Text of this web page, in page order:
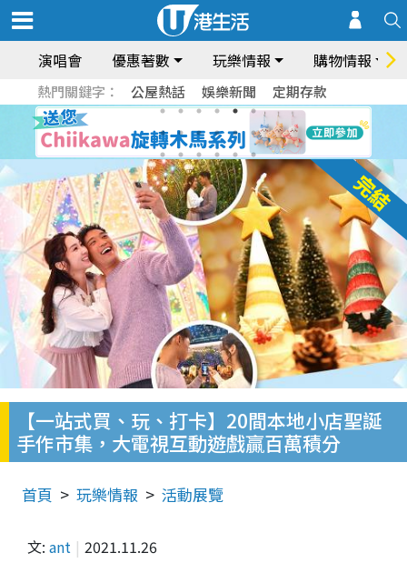
演唱會 優惠著數 玩樂情報 購物情報
熱門關鍵字： 公屋熱話 娛樂新聞 定期存款
【一站式買、玩、打卡】20間本地小店聖誕
手作市集，大電視互動遊戲贏百萬積分
首頁 玩樂情報 活動展覽
文: ant 2021.11.26